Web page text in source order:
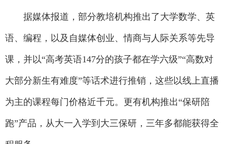
据媒体报道，部分教培机构推出了大学数学、英
语、编程，以及自媒体创业、情商与人际关系等先导
课，并以“高考英语147分的孩子都在学六级”“高数对
大部分新生有难度”等话术进行推销，这些以线上直播
为主的课程每门价格近千元。更有机构推出“保研陪
跑”产品，从大一入学到大三保研，三年多都能获得全